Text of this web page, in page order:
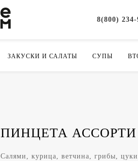
8(800) 234-
ЗАКУСКИ И САЛАТЫ СУПЫ
ПИНЦЕТА АССОРТИ
Салями, курица, ветчина, грибы,